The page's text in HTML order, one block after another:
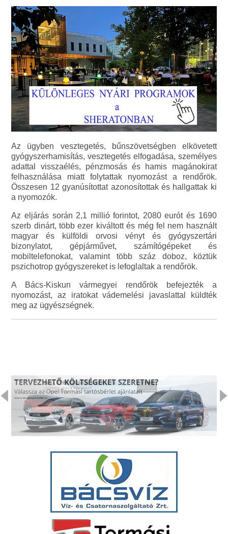
Az ügyben vesztegetés, bűnszövetségben elkövetett
gyógyszerhamisítás, vesztegetés elfogadása, személyes
adattal visszaélés, pénzmosás és hamis magánokirat
felhasználása miatt folytattak nyomozást a rendőrök.
Összesen 12 gyanúsítottat azonosítottak és hallgattak ki
a nyomozók.
Az eljárás során 2,1 millió forintot, 2080 eurót és 1690
szerb dinárt, több ezer kiváltott és még fel nem használt
magyar és külföldi orvosi vényt és gyógyszertári
bizonylatot, gépjárművet, számítógépeket és
mobiltelefonokat, valamint több száz doboz, köztük
pszichotrop gyógyszereket is lefoglaltak a rendőrök.
A Bács-Kiskun vármegyei rendőrök befejezték a
nyomozást, az iratokat vádemelési javaslattal küldték
meg az ügyészségnek.